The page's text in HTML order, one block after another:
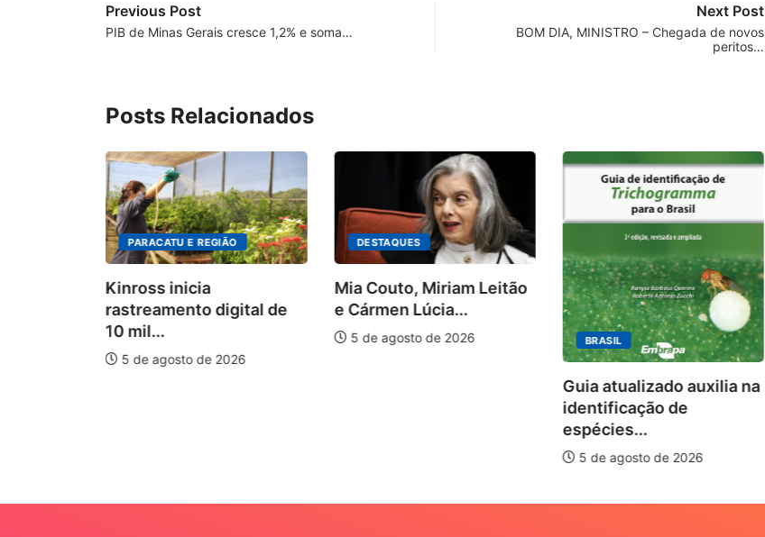
Previous Post
PIB de Minas Gerais cresce 1,2% e soma…
Next Post
BOM DIA, MINISTRO – Chegada de novos
peritos…
Posts Relacionados
PARACATU E REGIÃO
Kinross inicia
rastreamento digital de
10 mil...
5 de agosto de 2026
DESTAQUES
Mia Couto, Miriam Leitão
e Cármen Lúcia...
5 de agosto de 2026 BRASIL
Guia atualizado auxilia na
identificação de
espécies...
5 de agosto de 2026